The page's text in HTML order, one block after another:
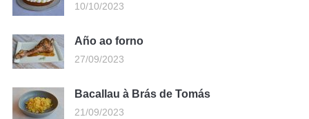
10/10/2023
Año ao forno
27/09/2023
Bacallau à Brás de Tomás
21/09/2023